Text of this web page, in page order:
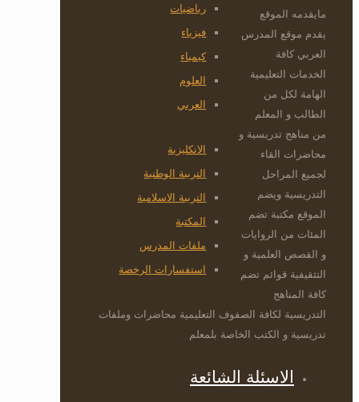
رياضيات
فيزياء
كيمياء
العلوم
العربي
الانكليزية
التربية الوطنية
التربية الاسلامية
المكتبة
ملفات المدرس
استفسارات الرخصة
مايقدمه الموقع
يقدم موقع المدرس
العربي كافة
الخدمات التعليمية
الهامة لكل من
الطالب و المعلم
من مناهج تدريسية و
محاضرات القاء
لجميع المراحل
التدريسية ويضم
الموقع مكتبة تضم
المئات من الروايات
و القصص العلمية و
التثقيفية قوائم تضم
كافة المناهج
التدريسية لكافة الصفوف التعليمية محاضرات وملفات
تدريسية و الكتب الخاصة بلمعلم
الاسئلة الشائعة